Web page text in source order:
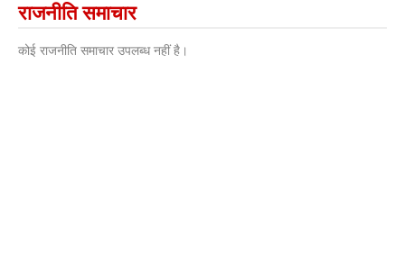
राजनीति समाचार
कोई राजनीति समाचार उपलब्ध नहीं है।